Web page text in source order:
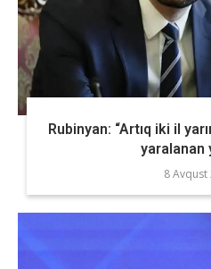
Rubinyan: “Artıq iki il
yaralanan
8 Avqust